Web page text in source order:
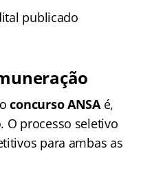
publicado
concurso ANSAé,
O processo seletivo
para ambas as